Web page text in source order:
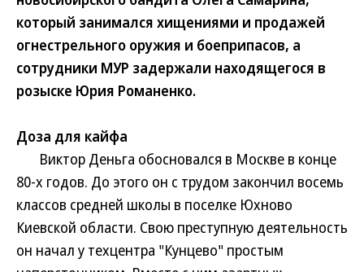
который занимался хищениями и продажей
огнестрельного оружия и боеприпасов, а
сотрудники МУР задержали находящегося в
розыске Юрия Романенко.
Доза для кайфа
Виктор Деньга обосновался в Москве в конце
80-х годов. До этого он с трудом закончил восемь
классов средней школы в поселке Юхново
Киевской области. Свою преступную деятельность
он начал у техцентра "Кунцево" простым